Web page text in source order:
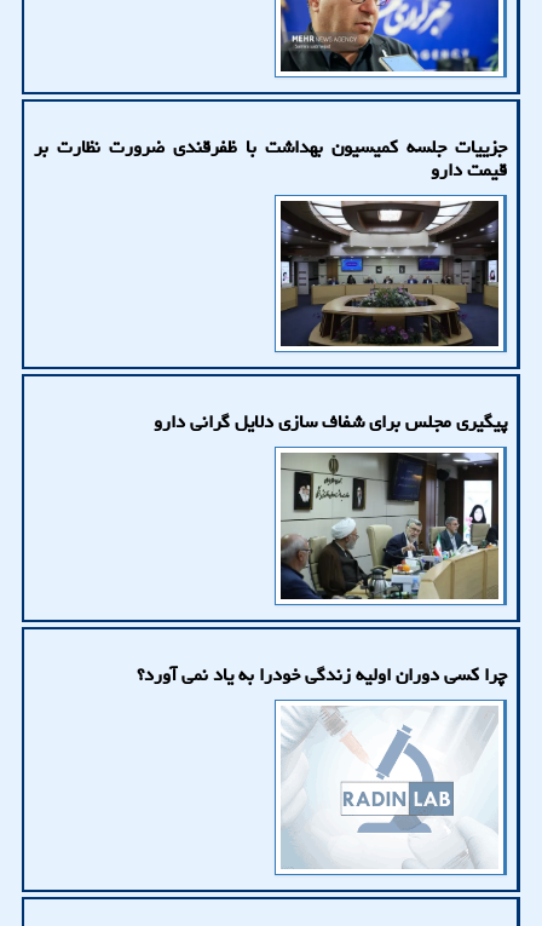
جزییات جلسه کمیسیون بهداشت با ظفرقندی ضرورت نظارت بر
قیمت دارو
پیگیری مجلس برای شفاف سازی دلایل گرانی دارو
چرا کسی دوران اولیه زندگی خودرا به یاد نمی آورد؟